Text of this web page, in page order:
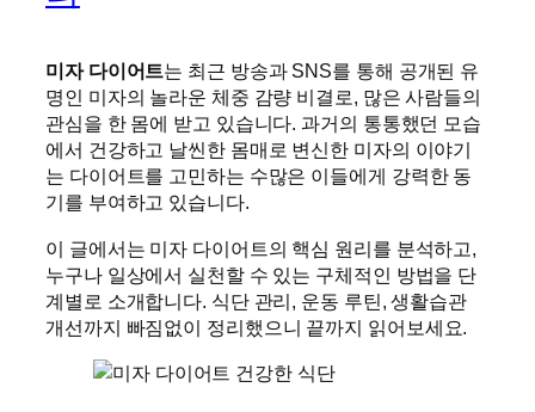
미자 다이어트는 최근 방송과 SNS를 통해 공개된 유
명인 미자의 놀라운 체중 감량 비결로, 많은 사람들의
관심을 한 몸에 받고 있습니다. 과거의 통통했던 모습
에서 건강하고 날씬한 몸매로 변신한 미자의 이야기
는 다이어트를 고민하는 수많은 이들에게 강력한 동
기를 부여하고 있습니다.
이 글에서는 미자 다이어트의 핵심 원리를 분석하고,
누구나 일상에서 실천할 수 있는 구체적인 방법을 단
계별로 소개합니다. 식단 관리, 운동 루틴, 생활습관
개선까지 빠짐없이 정리했으니 끝까지 읽어보세요.